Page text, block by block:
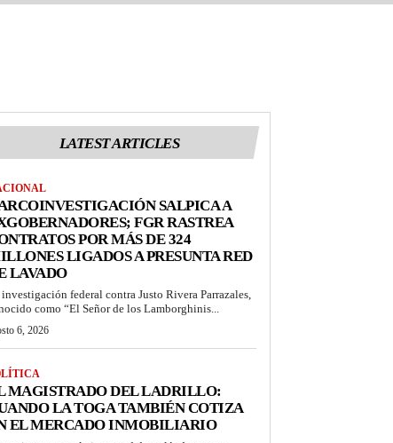
LATEST ARTICLES
SALPICA A
FGR RASTREA
POR MÁS DE 324
LIGADOS A PRESUNTA RED
LAVADO
federal contra Justo Rivera Parrazales,
como “El Señor de los Lamborghinis...
6, 2026
MAGISTRADO DEL LADRILLO:
LA TOGA TAMBIÉN COTIZA
EL MERCADO INMOBILIARIO